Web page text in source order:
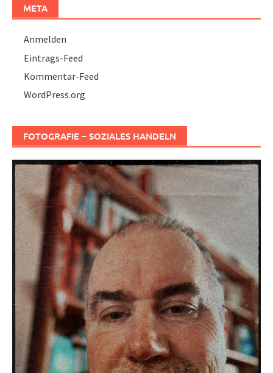
META
Anmelden
Eintrags-Feed
Kommentar-Feed
WordPress.org
FOTOGRAFIE – SOZIALES HANDELN